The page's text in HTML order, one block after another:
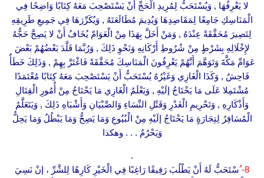
لا يَعْرِفُهَا , وَيُسْتَحَبُّ لِمُرِيدِ الْحَجِّ أَنْ يَسْتَصْحِبَ مَعَهُ كِتَابًا وَاضِحًا فِي
الْمَنَاسِكِ جَامِعًا لِمَقَاصِدِهَا وَيُدِيمَ مُطَالَعَتَهُ , وَيُكَرِّرَهَا فِي جَمِيعِ طَرِيقِهِ
لِتَصِيرَ مُحَقَّقَةً عِنْدَهُ , وَمَنْ أَخَلَّ بِهَذَا مِنْ الْعَوَامّ يُخَافُ أَنْ لا يَصِحَّ حَجُّهُ
لإِخْلَالِهِ بِشَرْطٍ مِنْ شُرُوطِ أَرْكَانِهِ وَنَحْوِ ذَلِكَ , وَرُبَّمَا قَلَّدَ بَعْضُهُمْ بَعْضَ
عَوَامِّ مَكَّةَ وَتَوَهَّمَ أَنَّهُمْ يَعْرِفُونَ الْمَنَاسِكَ مُحَقَّقَةً فَاغْتَرَّ بِهِمْ , وَذَلِكَ خَطَأٌ
فَاحِشٌ , وَكَذَا الْغَازِي وَغَيْرُهُ يُسْتَحَبُّ أَنْ يَسْتَصْحِبَ مَعَهُ كِتَابًا مُعْتَمَدًا
مُشْتَمِلا عَلَى مَا يَحْتَاجُ إلَيْهِ , وَيَعْلَمُ الْغَازِي مَا يَحْتَاجُ مِنْ أُمُورِ الْقِتَالِ
وَأَذْكَارِهِ , وَتَحْرِيمِ الْغَدْرِ وَقَتْلِ النِّسَاءِ وَالصِّبْيَانِ وَأَشْبَاهِ ذَلِكَ , وَيَتَعَلَّمُ
الْمُسَافِرُ لِتِجَارَةٍ مَا يَحْتَاجُ إلَيْهِ مِنْ الْبُيُوعِ وَمَا يَصِحُّ وَمَا يَبْطُلُ وَمَا يَحِلُّ
وَيَحْرُمُ . . . وهكذا
.
8- ُسْتَحَبُّ لَهُ أَنْ يَطْلُبَ رَفِيقًا رَاغِبًا فِي الْخَيْرِ كَارِهًا لِلشَّرِّ ، إنْ نَسِيَ